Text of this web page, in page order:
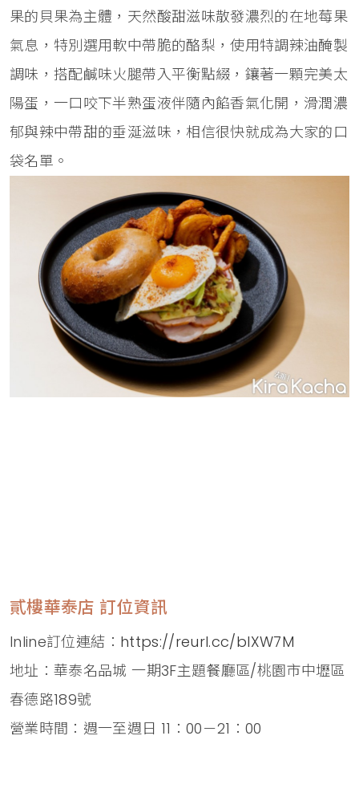
果的貝果為主體，天然酸甜滋味散發濃烈的在地莓果
氣息，特別選用軟中帶脆的酪梨，使用特調辣油醃製
調味，搭配鹹味火腿帶入平衡點綴，鑲著一顆完美太
陽蛋，一口咬下半熟蛋液伴隨內餡香氣化開，滑潤濃
郁與辣中帶甜的垂涎滋味，相信很快就成為大家的口
袋名單。
貳樓華泰店 訂位資訊
Inline訂位連結： https://reurl.cc/blXW7M
地址：華泰名品城 一期3F主題餐廳區/桃園市中壢區
春德路189號
營業時間：週一至週日 11：00－21：00